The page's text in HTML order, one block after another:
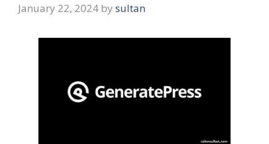
January 22, 2024 by sultan